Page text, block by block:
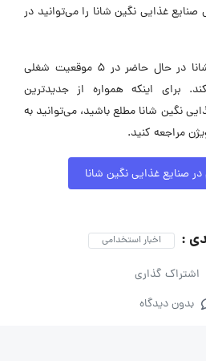
غذایی نگین شانا را می‌توانید در
صنایع غذایی نگین شانا در حال حاضر در ۵ موقعیت شغلی
برای اینکه همواره از جدیدترین
نگین شانا مطلع باشید، می‌توانید به
مراجعه کنید.
صنایع غذایی نگین شانا
: اخبار استخدامی
اشتراک گذاری
بدون دیدگاه